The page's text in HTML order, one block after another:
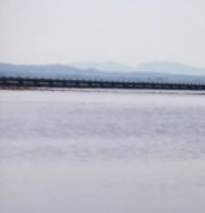
innehåll